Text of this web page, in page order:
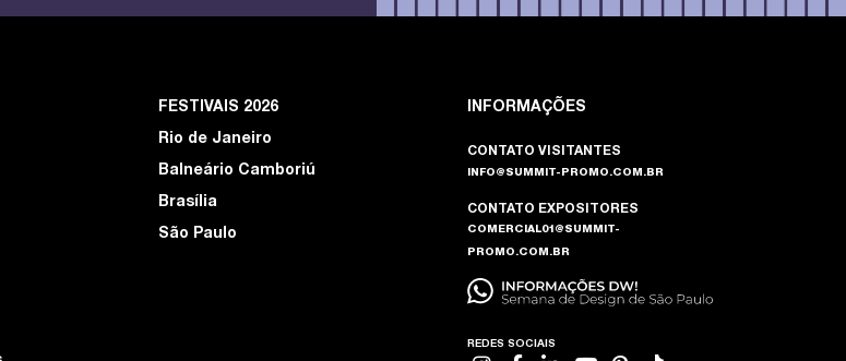
FESTIVAIS 2026
Rio de Janeiro
Balneário Camboriú
Brasília
São Paulo
INFORMAÇÕES
CONTATO VISITANTES
INFO@SUMMIT-PROMO.COM.BR
CONTATO EXPOSITORES
COMERCIAL01@SUMMIT-
PROMO.COM.BR
REDES SOCIAIS